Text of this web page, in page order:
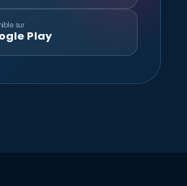
sur
Play